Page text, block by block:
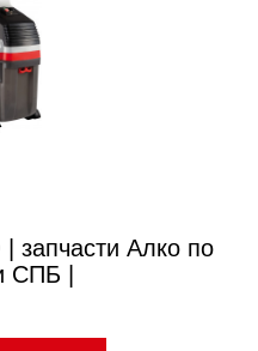
запчасти Алко по
СПБ |